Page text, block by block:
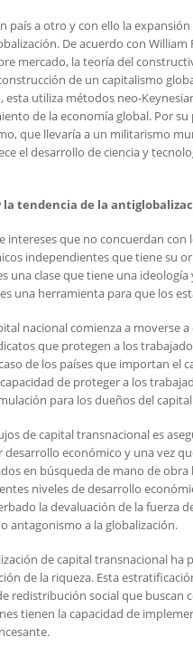
país a otro y con ello la
De acuerdo con
mercado, la teoría del
de un capitalismo
utiliza métodos neo-
de la economía global. Por
que llevaría a un militarismo
el desarrollo de ciencia y
tendencia de la
intereses que no concuerdan
independientes que tiene su
una clase que tiene una
una herramienta para que los
nacional comienza a moverse
que protegen a los
de los países que importan el
de proteger a los
para los dueños del
de capital transnacional es
económico y una vez
en búsqueda de mano de
niveles de desarrollo
la devaluación de la fuerza
antagonismo a la globalización.
de capital transnacional
de la riqueza. Esta
redistribución social que buscan
tienen la capacidad de